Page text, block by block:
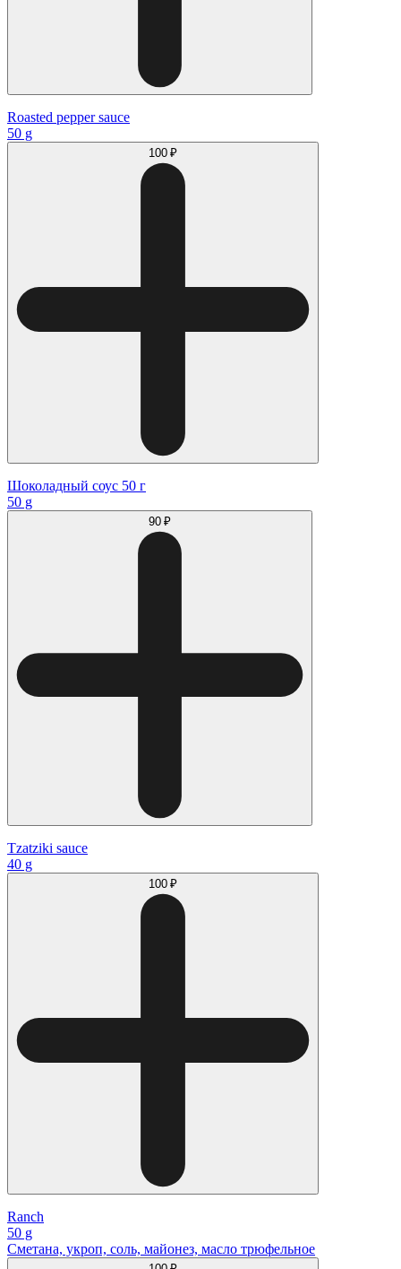
Roasted pepper sauce
50 g
100 ₽
Шоколадный соус 50 г
50 g
90 ₽
Tzatziki sauce
40 g
100 ₽
Ranch
50 g
Сметана, укроп, соль, майонез, масло трюфельное